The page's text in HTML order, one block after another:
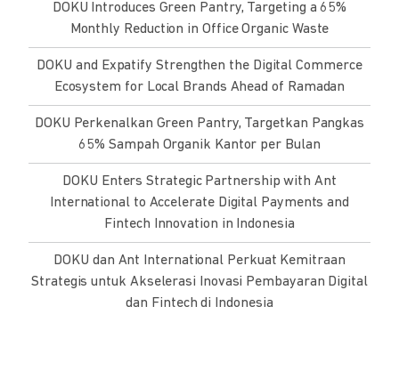
DOKU Introduces Green Pantry, Targeting a 65%
Monthly Reduction in Office Organic Waste
DOKU and Expatify Strengthen the Digital Commerce
Ecosystem for Local Brands Ahead of Ramadan
DOKU Perkenalkan Green Pantry, Targetkan Pangkas
65% Sampah Organik Kantor per Bulan
DOKU Enters Strategic Partnership with Ant
International to Accelerate Digital Payments and
Fintech Innovation in Indonesia
DOKU dan Ant International Perkuat Kemitraan
Strategis untuk Akselerasi Inovasi Pembayaran Digital
dan Fintech di Indonesia